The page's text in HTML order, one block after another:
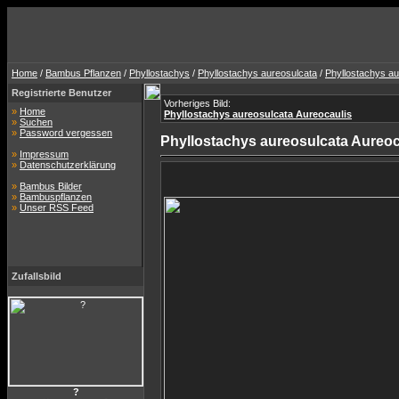
Home / Bambus Pflanzen / Phyllostachys / Phyllostachys aureosulcata / Phyllostachys
Registrierte Benutzer
» Home
» Suchen
» Password vergessen
» Impressum
» Datenschutzerklärung
» Bambus Bilder
» Bambuspflanzen
» Unser RSS Feed
Zufallsbild
?
Vorheriges Bild:
Phyllostachys aureosulcata Aureocaulis
Phyllostachys aureosulcata